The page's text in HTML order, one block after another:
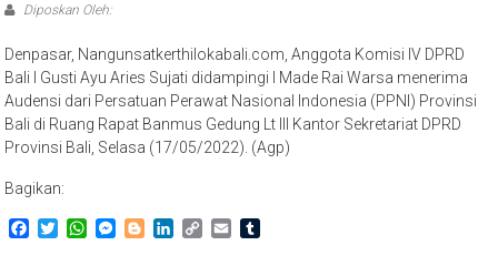
Diposkan Oleh:
Denpasar, Nangunsatkerthilokabali.com, Anggota Komisi IV DPRD
Bali I Gusti Ayu Aries Sujati didampingi I Made Rai Warsa menerima
Audensi dari Persatuan Perawat Nasional Indonesia (PPNI) Provinsi
Bali di Ruang Rapat Banmus Gedung Lt III Kantor Sekretariat DPRD
Provinsi Bali, Selasa (17/05/2022). (Agp)
Bagikan:
Facebook
TwitterWhatsApp
Messenger
BloggerLinkedIn
CopyEmail